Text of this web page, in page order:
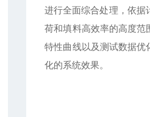
进行全面综合处理，依据
荷和填料高效率的高度范
特性曲线以及测试数据优
化的系统效果。